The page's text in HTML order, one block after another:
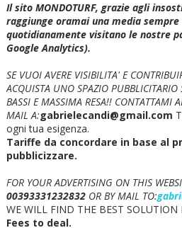
Il sito MONDOTURF, grazie agli
raggiunge oramai una media
quotidianamente visitano le nostre
Google Analytics).
SE VUOI AVERE VISIBILITA' E
ACQUISTA UNO SPAZIO
BASSI E MASSIMA RESA!! CONTATTAMI
MAIL A:gabrielecandi@gmail.com
ogni tua esigenza.
Tariffe da concordare in base al
pubblicizzare.
FOR YOUR ADVERTISING ON THIS
00393331232832OR BY MAIL TO:
WE WILL FIND THE BEST SOLUTION
Fees to deal.